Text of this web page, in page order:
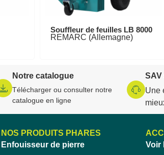
Souffleur de feuilles LB 8000
REMARC (Allemagne)
Notre catalogue
Télécharger ou consulter notre
catalogue en ligne
Une
NOS PRODUITS PHARES
Enfouisseur de pierre
Voir